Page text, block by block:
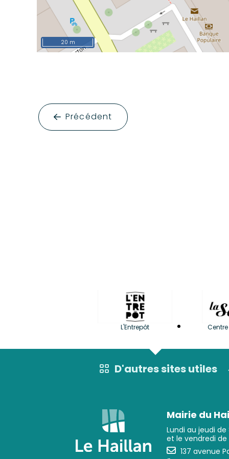
20 m
Précédent
L'Entrepôt
D'autres sites utiles
Mairie du
Lundi au jeudi de
et le vendredi de
137 avenue